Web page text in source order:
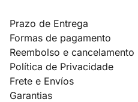
Prazo de Entrega
Formas de pagamento
Reembolso e cancelamento
Política de Privacidade
Frete e Envíos
Garantias